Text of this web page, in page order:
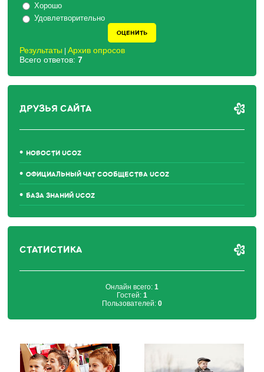
Хорошо
Удовлетворительно
Результаты |Архив опросов
Всего ответов:7
ДРУЗЬЯ САЙТА
НОВОСТИ UCOZ
ОФИЦИАЛЬНЫЙ ЧАТ СООБЩЕСТВА UCOZ
БАЗА ЗНАНИЙ UCOZ
СТАТИСТИКА
Онлайн всего: 1
Гостей: 1
Пользователей: 0